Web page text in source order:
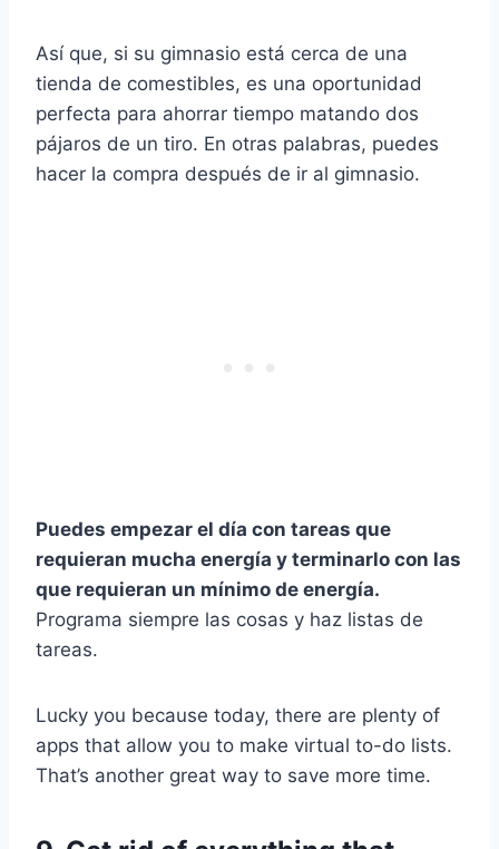
Así que, si su gimnasio está cerca de una
tienda de comestibles, es una oportunidad
perfecta para ahorrar tiempo matando dos
pájaros de un tiro. En otras palabras, puedes
hacer la compra después de ir al gimnasio.
Puedes empezar el día con tareas que
requieran mucha energía y terminarlo con las
que requieran un mínimo de energía.
Programa siempre las cosas y haz listas de
tareas.
Lucky you because today, there are plenty of
apps that allow you to make virtual to-do lists.
That’s another great way to save more time.